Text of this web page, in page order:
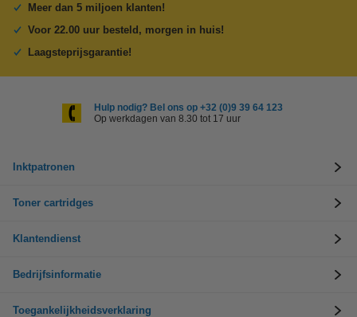
Meer dan 5 miljoen klanten!
Voor 22.00 uur besteld, morgen in huis!
Laagsteprijsgarantie!
Hulp nodig? Bel ons op +32 (0)9 39 64 123
Op werkdagen van 8.30 tot 17 uur
Inktpatronen
Toner cartridges
Klantendienst
Bedrijfsinformatie
Toegankelijkheidsverklaring